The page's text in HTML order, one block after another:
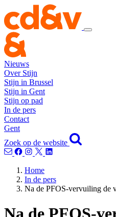
Nieuws
Over Stijn
Stijn in Brussel
Stijn in Gent
Stijn op pad
In de pers
Contact
Gent
Zoek op de website
Home
In de pers
Na de PFOS-vervuiling de